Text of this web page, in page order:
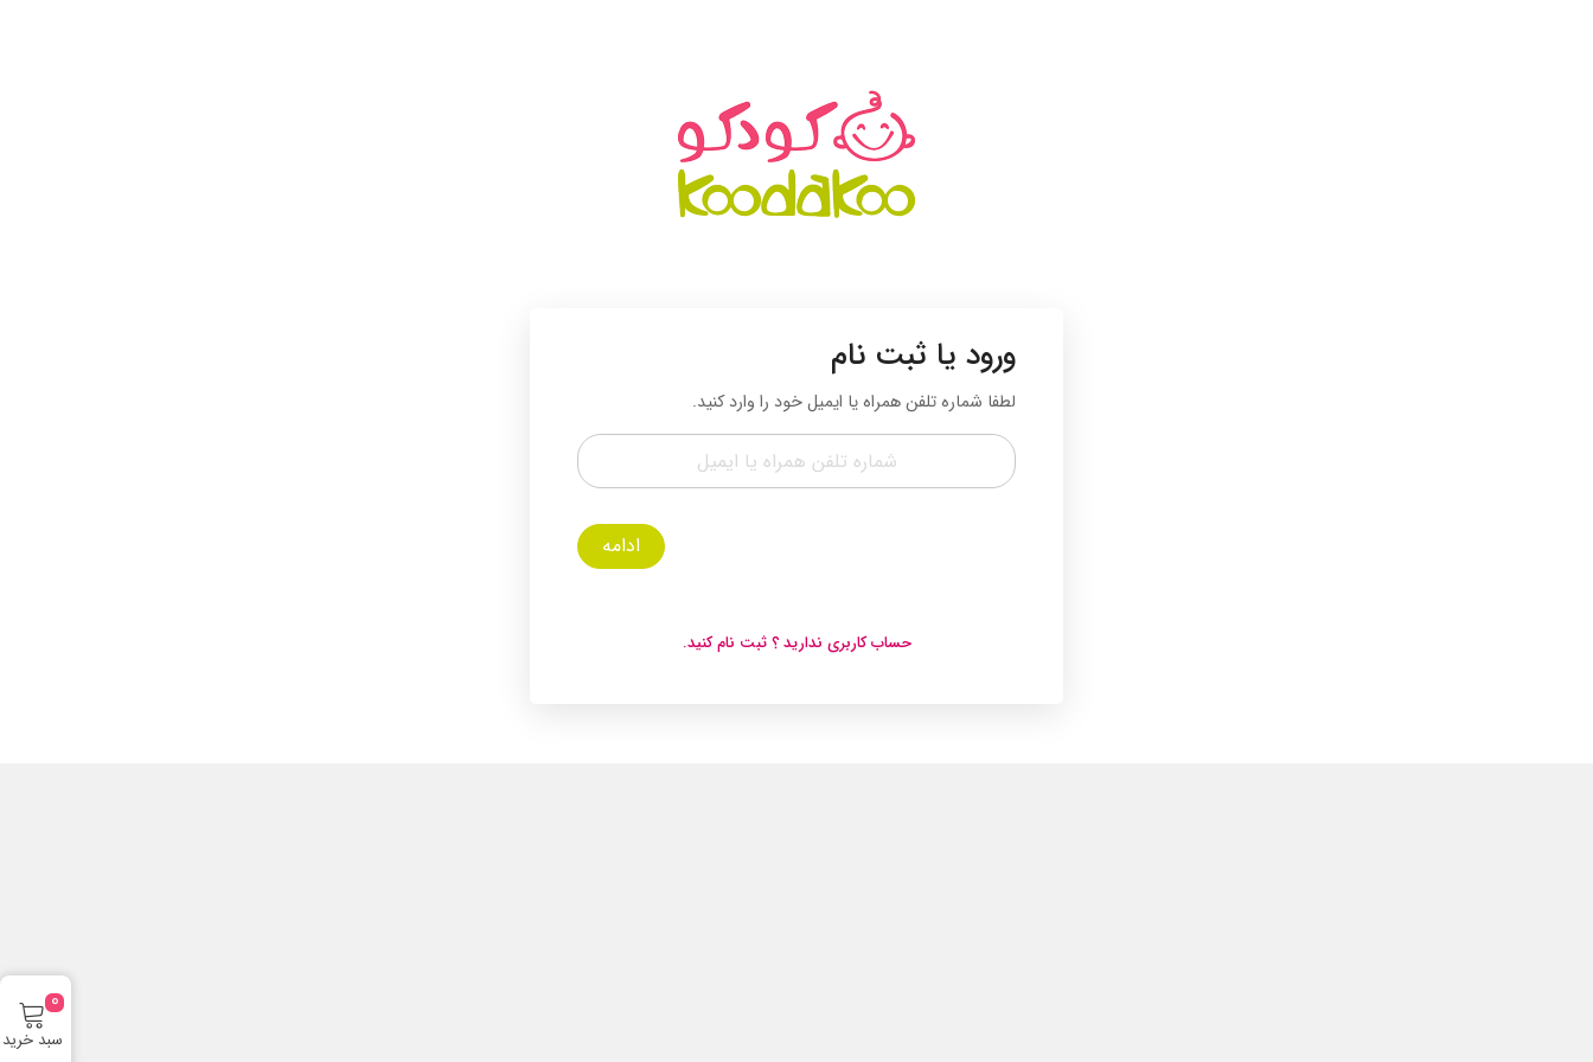
ورود یا ثبت نام
لطفا شماره تلفن همراه یا ایمیل خود را وارد کنید.
ادامه
حساب کاربری ندارید ؟ ثبت نام کنید.
سبد خرید
0